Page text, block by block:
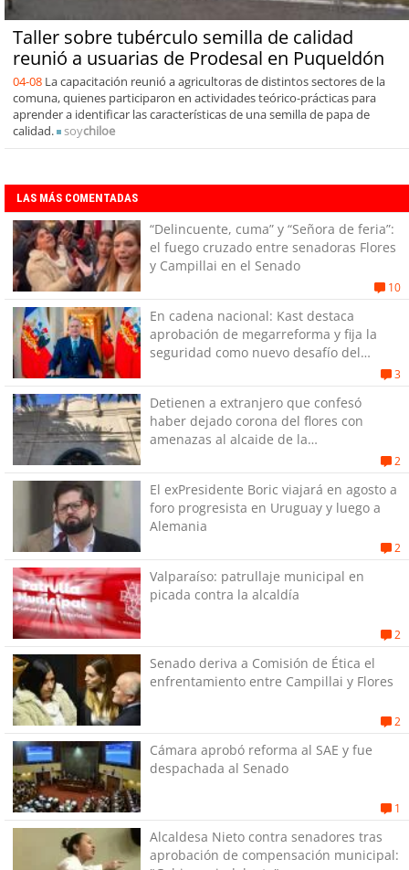
Taller sobre tubérculo semilla de calidad
reunió a usuarias de Prodesal en Puqueldón
04-08 La capacitación reunió a agricultoras de distintos sectores de la
comuna, quienes participaron en actividades teórico-prácticas para
aprender a identificar las características de una semilla de papa de
calidad.
soychiloe
LAS MÁS COMENTADAS
“Delincuente, cuma” y “Señora de feria”:
el fuego cruzado entre senadoras Flores
y Campillai en el Senado
10
En cadena nacional: Kast destaca
aprobación de megarreforma y fija la
seguridad como nuevo desafío del
3
Detienen a extranjero que confesó
haber dejado corona del flores con
amenazas al alcaide de la
2
El exPresidente Boric viajará en agosto a
foro progresista en Uruguay y luego a
Alemania
2
Valparaíso: patrullaje municipal en
picada contra la alcaldía
2
Senado deriva a Comisión de Ética el
enfrentamiento entre Campillai y Flores
2
Cámara aprobó reforma al SAE y fue
despachada al Senado
1
Alcaldesa Nieto contra senadores tras
aprobación de compensación municipal: